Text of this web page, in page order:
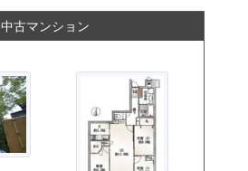
中古マンション